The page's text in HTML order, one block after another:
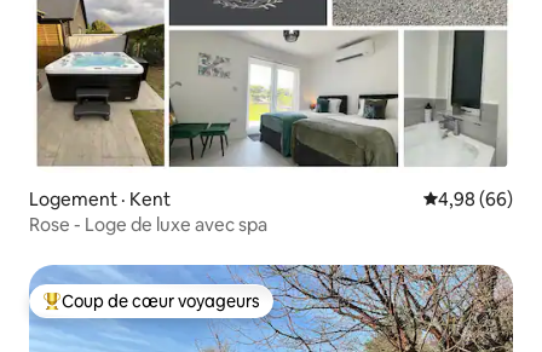
Logement · Kent Note
4,98 (66)
Rose - Loge de luxe avec spa
Coup de cœur voyageurs parmi les plus aimés
Coup de cœur voyageurs